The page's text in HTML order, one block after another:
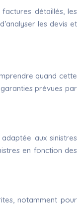
détaillés, les
les devis et
quand cette
prévues par
aux sinistres
en fonction des
notamment pour